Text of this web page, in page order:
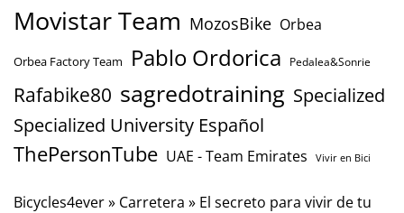
Movistar Team MozosBike Orbea
Orbea Factory Team Pablo Ordorica Pedalea&Sonrie
Rafabike80 sagredotraining Specialized
Specialized University Español
ThePersonTube UAE - Team Emirates Vivir en Bici
Bicycles4ever» Carretera » El secreto para vivir de tu